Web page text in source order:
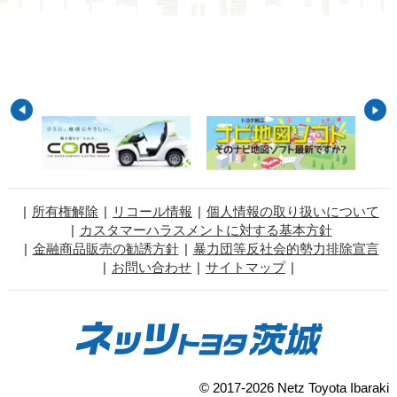
所有権解除 リコール情報
個人情報の取り扱いについて
カスタマーハラスメントに対する基本方針
金融商品販売の勧誘方針
暴力団等反社会的勢力排除宣言
お問い合わせ
サイトマップ
© 2017-2026 Netz Toyota Ibaraki